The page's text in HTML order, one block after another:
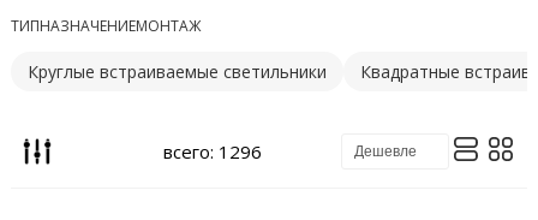
ТИПНАЗНАЧЕНИЕМОНТАЖ
Круглые встраиваемые светильники Квадратные
всего: 1296